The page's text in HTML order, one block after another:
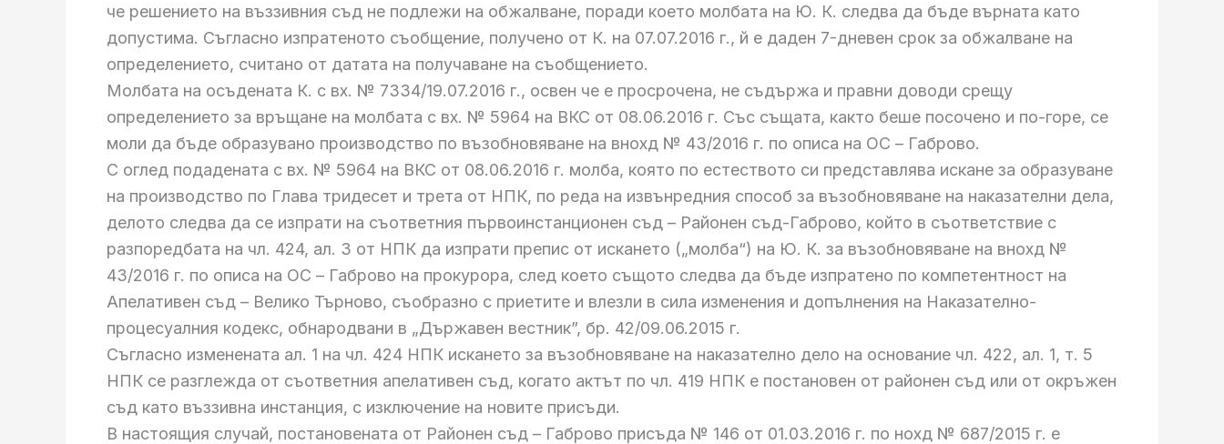
че решението на въззивния съд не подлежи на обжалване, поради което молбата на Ю. К. следва да бъде върната като
допустима. Съгласно изпратеното съобщение, получено от К. на 07.07.2016 г., й е даден 7-дневен срок за обжалване на
определението, считано от датата на получаване на съобщението.
Молбата на осъдената К. с вх. № 7334/19.07.2016 г., освен че е просрочена, не съдържа и правни доводи срещу
определението за връщане на молбата с вх. № 5964 на ВКС от 08.06.2016 г. Със същата, както беше посочено и по-горе, се
моли да бъде образувано производство по възобновяване на внохд № 43/2016 г. по описа на ОС – Габрово.
С оглед подадената с вх. № 5964 на ВКС от 08.06.2016 г. молба, която по естеството си представлява искане за образуване
на производство по Глава тридесет и трета от НПК, по реда на извънредния способ за възобновяване на наказателни дела,
делото следва да се изпрати на съответния първоинстанционен съд – Районен съд-Габрово, който в съответствие с
разпоредбата на чл. 424, ал. 3 от НПК да изпрати препис от искането („молба“) на Ю. К. за възобновяване на внохд №
43/2016 г. по описа на ОС – Габрово на прокурора, след което същото следва да бъде изпратено по компетентност на
Апелативен съд – Велико Търново, съобразно с приетите и влезли в сила изменения и допълнения на Наказателно-
процесуалния кодекс, обнародвани в „Държавен вестник”, бр. 42/09.06.2015 г.
Съгласно изменената ал. 1 на чл. 424 НПК искането за възобновяване на наказателно дело на основание чл. 422, ал. 1, т. 5
НПК се разглежда от съответния апелативен съд, когато актът по чл. 419 НПК е постановен от районен съд или от окръжен
съд като въззивна инстанция, с изключение на новите присъди.
В настоящия случай, постановената от Районен съд – Габрово присъда № 146 от 01.03.2016 г. по нохд № 687/2015 г. е